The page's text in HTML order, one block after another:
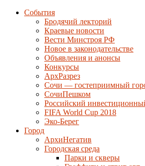
События
Бродячий лекторий
Краевые новости
Вести Минстроя РФ
Новое в законодательстве
Объявления и анонсы
Конкурсы
АрхРазрез
Сочи — гостеприимный
СочиПешком
Российский
FIFA World Cup 2018
Эко-Берег
Город
АрхиНегатив
Городская среда
Парки и скверы